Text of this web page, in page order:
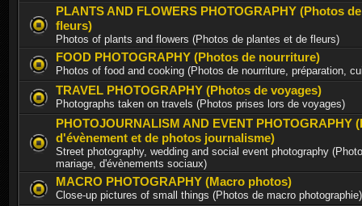
PLANTS AND FLOWERS PHOTOGRAPHY (Photos
fleurs)
Photos of plants and flowers (Photos de plantes et de fleurs)
FOOD PHOTOGRAPHY (Photos de nourriture)
Photos of food and cooking (Photos de nourriture, préparation,
TRAVEL PHOTOGRAPHY (Photos de voyages)
Photographs taken on travels (Photos prises lors de voyages)
PHOTOJOURNALISM AND EVENT PHOTOGRAPHY
d'évènement et de photos journalisme)
Street photography, wedding and social event photography
mariage, d'évènements sociaux)
MACRO PHOTOGRAPHY (Macro photos)
Close-up pictures of small things (Photos de macro photographie)